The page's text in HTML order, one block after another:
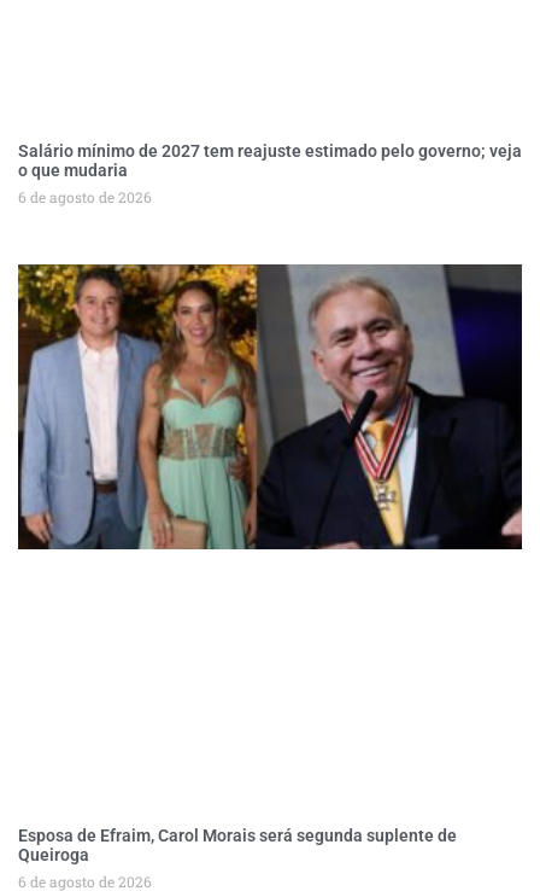
Salário mínimo de 2027 tem reajuste estimado pelo governo; veja
o que mudaria
6 de agosto de 2026
Esposa de Efraim, Carol Morais será segunda suplente de
Queiroga
6 de agosto de 2026